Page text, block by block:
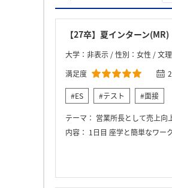
【27卒】夏インターン(MR)
大学：非表示 / 性別：女性 / 文
満足度
#ES #テスト #面接
テーマ： 営業所長として売上向
内容： 1日目 座学と簡単なワー